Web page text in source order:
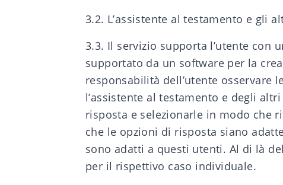
3.2. L’assistente al testamento e gli
3.3. Il servizio supporta l’utente con
supportato da un software per la
responsabilità dell’utente osservare
l’assistente al testamento e degli
risposta e selezionarle in modo che
che le opzioni di risposta siano
sono adatti a questi utenti. Al di là
per il rispettivo caso individuale.